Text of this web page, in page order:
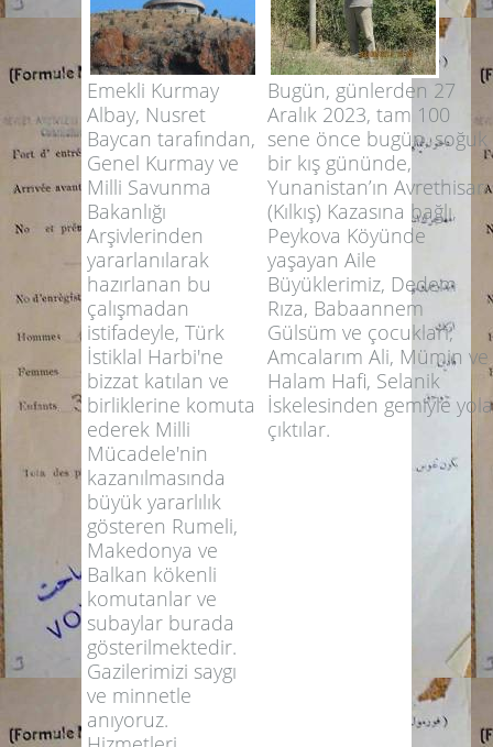
Emekli Kurmay
Albay, Nusret
Baycan tarafından,
Genel Kurmay ve
Milli Savunma
Bakanlığı
Arşivlerinden
yararlanılarak
hazırlanan bu
çalışmadan
istifadeyle, Türk
İstiklal Harbi'ne
bizzat katılan ve
birliklerine komuta
ederek Milli
Mücadele'nin
kazanılmasında
büyük yararlılık
gösteren Rumeli,
Makedonya ve
Balkan kökenli
komutanlar ve
subaylar burada
gösterilmektedir.
Gazilerimizi saygı
ve minnetle
anıyoruz.
Bugün, günlerden 27
Aralık 2023, tam 100
sene önce bugün, soğuk
bir kış gününde,
Yunanistan’ın Avrethisar
(Kılkış) Kazasına bağlı,
Peykova Köyünde
yaşayan Aile
Büyüklerimiz, Dedem
Rıza, Babaannem
Gülsüm ve çocukları;
Amcalarım Ali, Mümin ve
Halam Hafi, Selanik
İskelesinden gemiyle yola
çıktılar.